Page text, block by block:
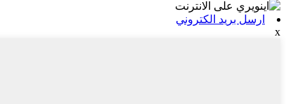
ارسل بريد الكتروني
x